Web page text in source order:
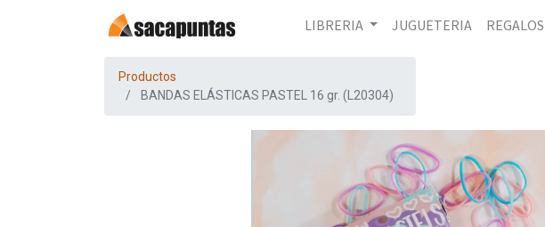
LIBRERIA JUGUETERIA REGALOS
Productos
BANDAS ELÁSTICAS PASTEL 16 gr. (L20304)